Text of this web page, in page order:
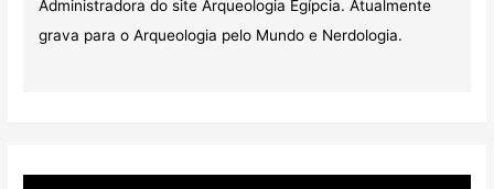
Administradora do site Arqueologia Egípcia. Atualmente
grava para o Arqueologia pelo Mundo e Nerdologia.